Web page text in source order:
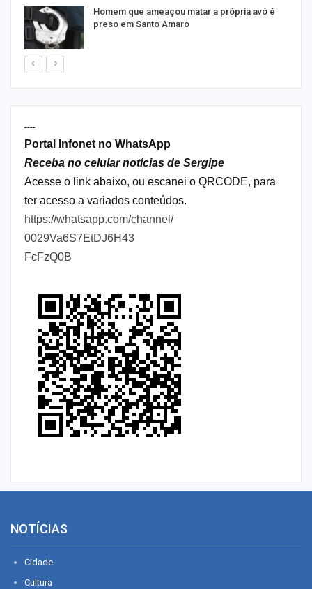
Homem que ameaçou matar a própria avó é
preso em Santo Amaro
----
Portal Infonet no WhatsApp
Receba no celular notícias de Sergipe
Acesse o link abaixo, ou escanei o QRCODE, para
ter acesso a variados conteúdos.
https://whatsapp.com/channel/
0029Va6S7EtDJ6H43
FcFzQ0B
NOTÍCIAS
Cidade
Cultura